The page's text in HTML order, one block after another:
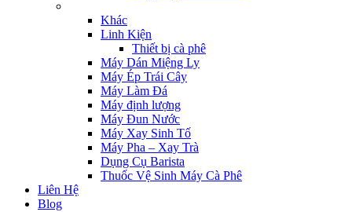
Khác
Linh Kiện
Thiết bị cà phê
Máy Dán Miệng Ly
Máy Ép Trái Cây
Máy Làm Đá
Máy định lượng
Máy Đun Nước
Máy Xay Sinh Tố
Máy Pha – Xay Trà
Dụng Cụ Barista
Thuốc Vệ Sinh Máy Cà Phê
Liên Hệ
Blog